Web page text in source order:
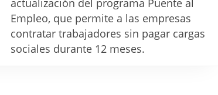
cargas
sociales:
actualización del programa Puente al
Empleo, que permite a las empresas
contratar trabajadores sin pagar cargas
sociales durante 12 meses.